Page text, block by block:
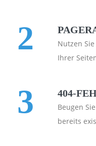
2
Nutzen
Ihrer
3 404-
Beugen
bereits